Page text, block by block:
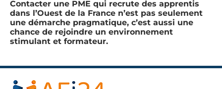
Contacter une PME qui recrute des apprentis
dans l’Ouest de la France n’est pas seulement
une démarche pragmatique, c’est aussi une
chance de rejoindre un environnement
stimulant et formateur.